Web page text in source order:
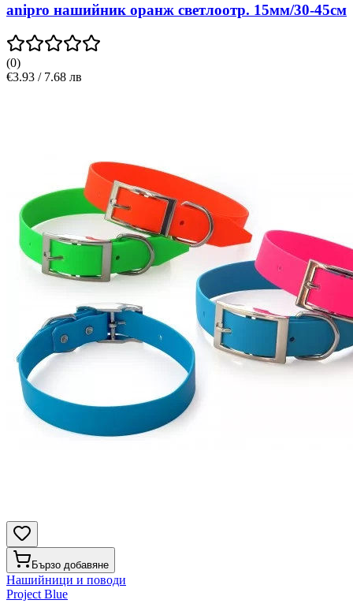
anipro нашийник оранж светлоотр. 15мм/30-45см
(0)
€3.93 / 7.68 лв
Бързо добавяне
Нашийници и поводи
Project Blue